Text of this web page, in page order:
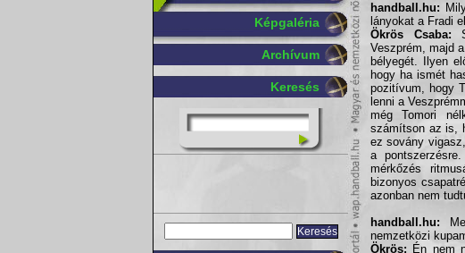
Képgaléria
Archívum
Keresés
handball.hu:
lányokat a Fradi
Ökrös Csaba:
Veszprém, majd
bélyegét. Ilyen
hogy ha ismét
pozitívum, hogy
lenni a
még Tomori
számítson az is,
ez sovány
a
mérkőzés
bizonyos
azonban nem
handball.hu:
nemzetközi
Ökrös: Én nem